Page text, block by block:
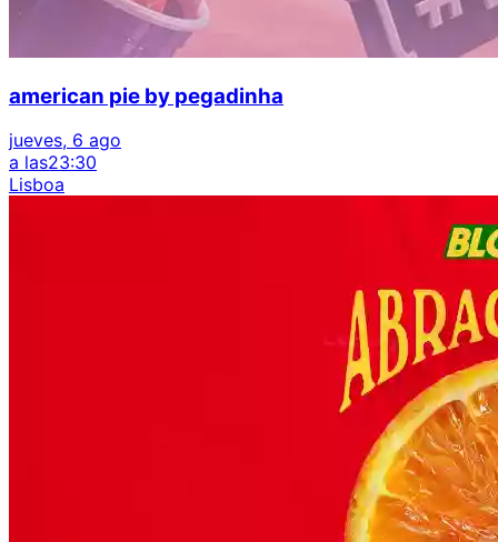
american pie by pegadinha
jueves, 6 ago
a las23:30
Lisboa